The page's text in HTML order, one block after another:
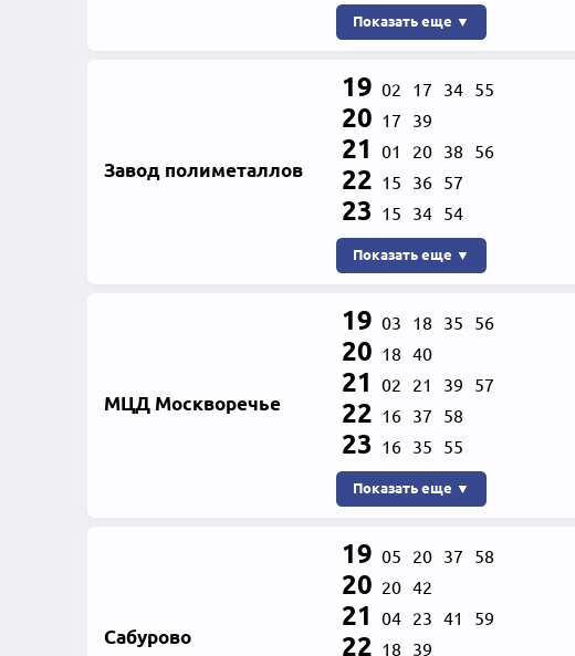
Показать еще ▼
Завод полиметаллов
19 02 17 34 55
20 17 39
21 01 20 38 56
22 15 36 57
23 15 34 54
Показать еще ▼
МЦД Москворечье
19 03 18 35 56
20 18 40
21 02 21 39 57
22 16 37 58
23 16 35 55
Показать еще ▼
Сабурово
19 05 20 37 58
20 20 42
21 04 23 41 59
22 18 39